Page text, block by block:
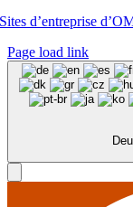
Sites d’entreprise
Page load link